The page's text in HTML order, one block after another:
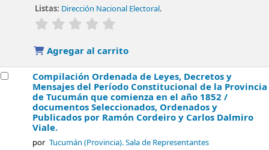
Listas: Dirección Nacional Electoral.
valoración
Agregar al carrito
Compilación Ordenada de Leyes, Decretos y
Mensajes del Período Constitucional de la Provincia
de Tucumán que comienza en el año 1852 /
documentos Seleccionados, Ordenados y
Publicados por Ramón Cordeiro y Carlos Dalmiro
Viale.
por Tucumán (Provincia). Sala de Representantes